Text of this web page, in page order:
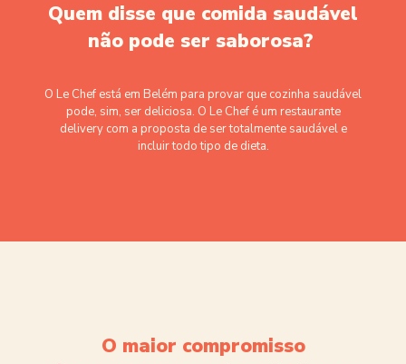
Quem disse que comida saudável
não pode ser saborosa?
O Le Chef está em Belém para provar que cozinha saudável
pode, sim, ser deliciosa. O Le Chef é um restaurante
delivery com a proposta de ser totalmente saudável e
incluir todo tipo de dieta.
O maior compromisso